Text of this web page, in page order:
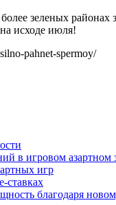
зеленых
исходе июля!
pahnet-spermoy/
в игровом
игр
ставках
благодаря